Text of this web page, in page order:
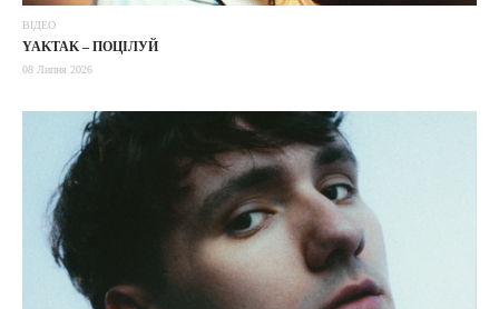
ВІДЕО
YAKTAK – ПОЦІЛУЙ
08 Липня 2026